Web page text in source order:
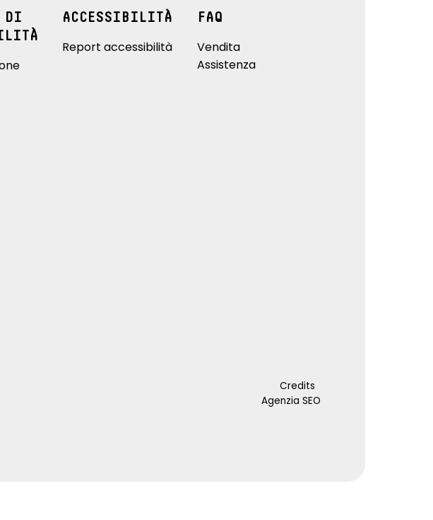
DI
ACCESSIBILITÀ
Report accessibilità
FAQ
Vendita
Assistenza
Credits
Agenzia SEO